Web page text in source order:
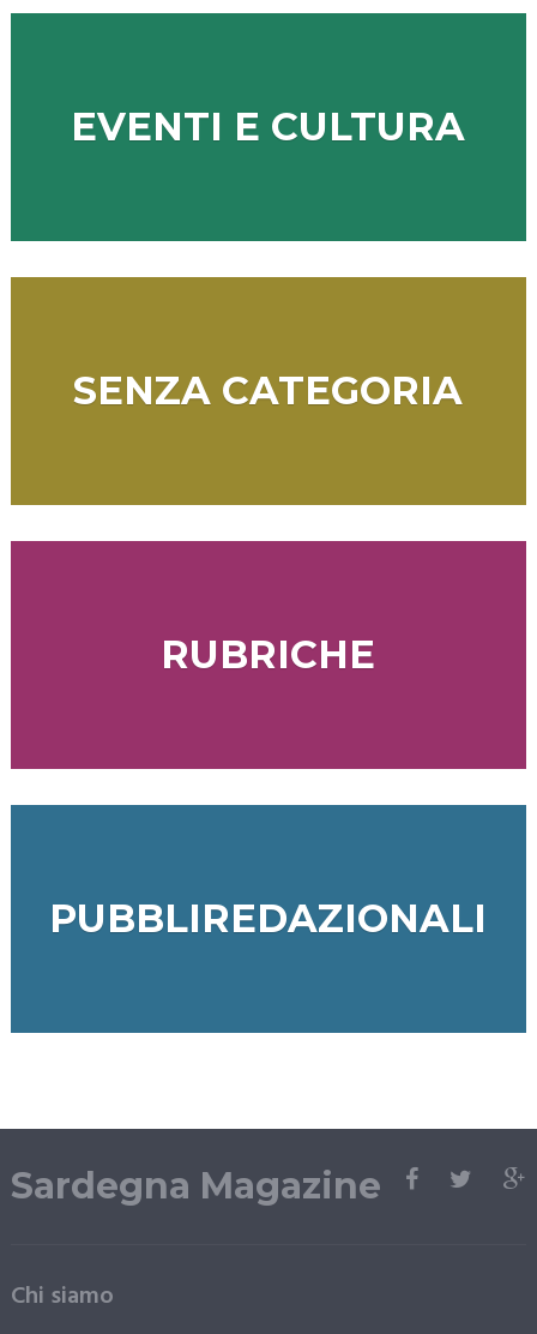
EVENTI E CULTURA
SENZA CATEGORIA
RUBRICHE
PUBBLIREDAZIONALI
Sardegna Magazine
Chi siamo